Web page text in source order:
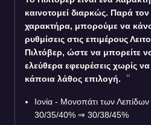
καινοτομεί διαρκώς. Παρά τον
χαρακτήρα, μπορούμε να
ρυθμίσεις στις επιμέρους
Πιλτόβερ, ώστε να μπορείτε
ελεύθερα εφευρέσεις χωρίς
κάποια λάθος επιλογή.
Ιονία - Μονοπάτι των
30/35/40% ⇒ 30/38/45%